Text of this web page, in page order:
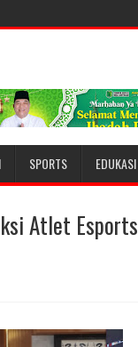
SPORTS EDUKASI
Atlet Esports